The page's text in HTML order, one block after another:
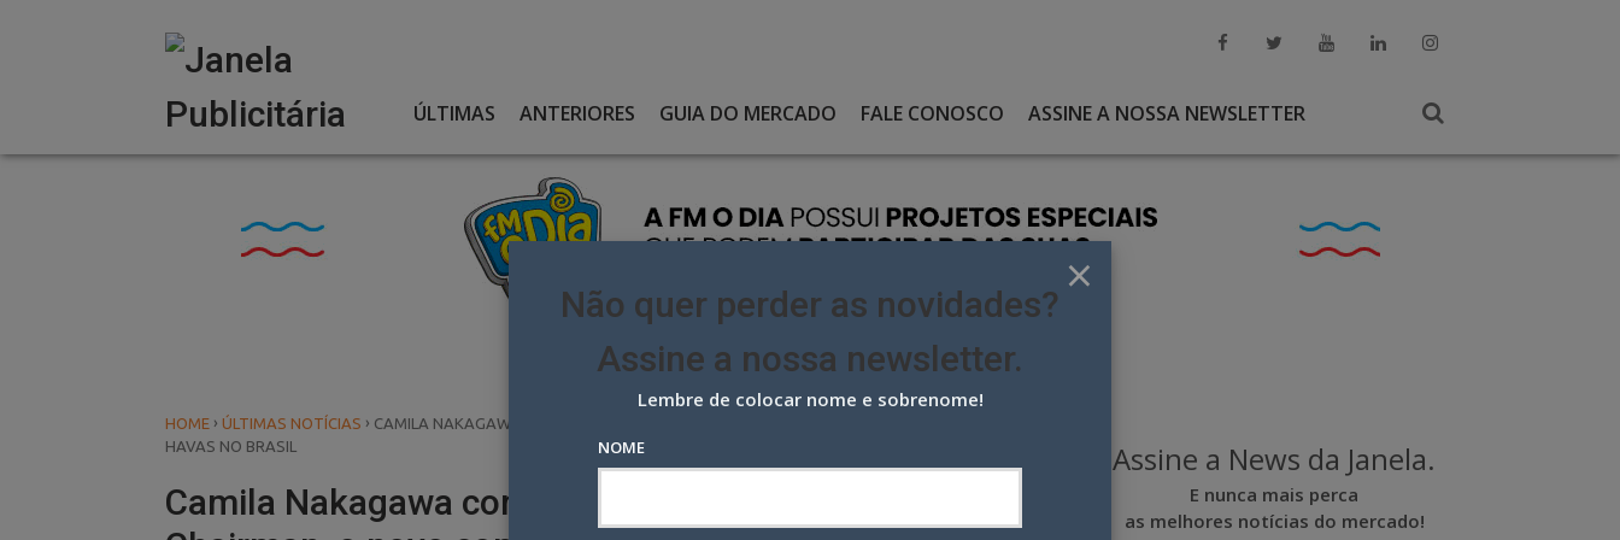
ÚLTIMAS ANTERIORES GUIA DO MERCADO FALE CONOSCO ASSINE A NOSSA NEWSLETTER
HOME › ÚLTIMAS NOTÍCIAS › CAMILA NAKAGAWA COMO CEO E ERH RAY COMO CHAIRMAN, O NOVO COMANDO DA BETC
HAVAS NO BRASIL
Camila Nakagawa como CEO e Erh Ray como
Assine a News da Janela.
E nunca mais perca
as melhores notícias do mercado!
×
Não quer perder as novidades?
Assine a nossa newsletter.
Lembre de colocar nome e sobrenome!
NOME